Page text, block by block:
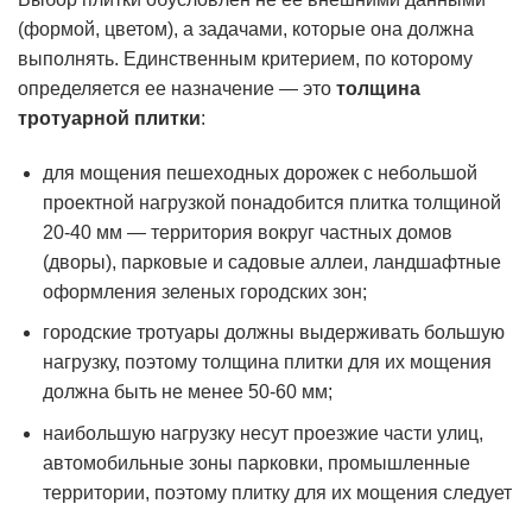
(формой, цветом), а задачами, которые она должна
выполнять. Единственным критерием, по которому
определяется ее назначение — это толщина
тротуарной плитки:
для мощения пешеходных дорожек с небольшой
проектной нагрузкой понадобится плитка толщиной
20-40 мм — территория вокруг частных домов
(дворы), парковые и садовые аллеи, ландшафтные
оформления зеленых городских зон;
городские тротуары должны выдерживать большую
нагрузку, поэтому толщина плитки для их мощения
должна быть не менее 50-60 мм;
наибольшую нагрузку несут проезжие части улиц,
автомобильные зоны парковки, промышленные
территории, поэтому плитку для их мощения следует